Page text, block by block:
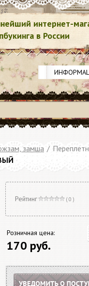
интернет-
в России
замша /
Рейтинг ( 0 )
Розничная цена:
170 руб.